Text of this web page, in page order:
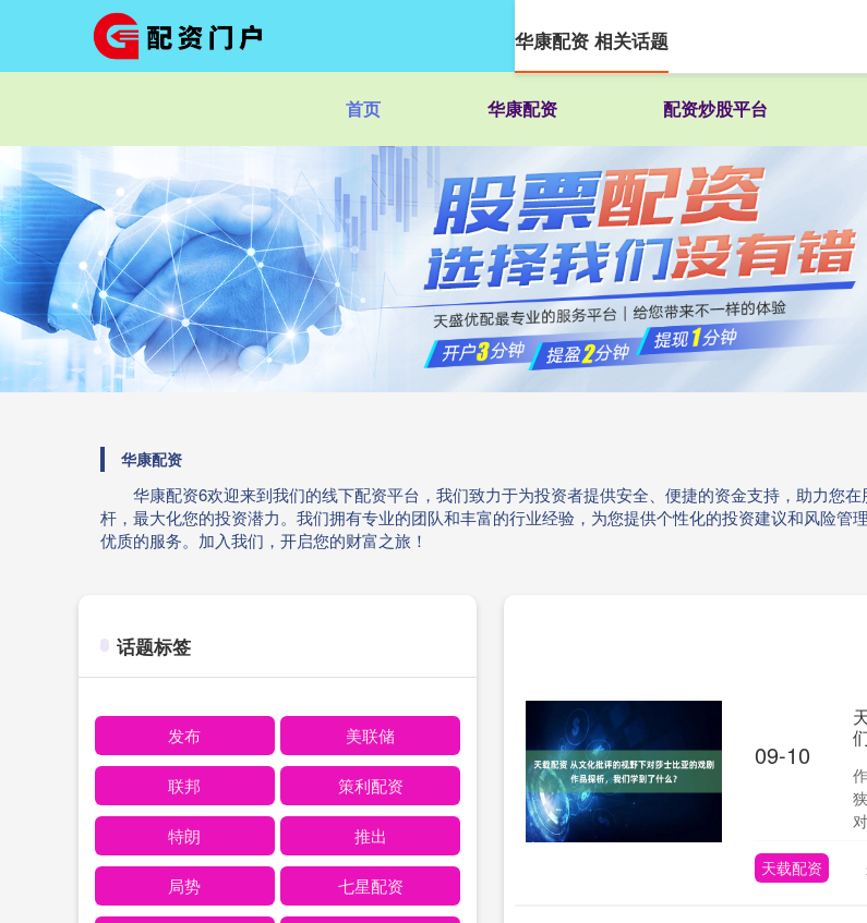
首页 华康配资 配资炒股平台
华康配资
华康配资6欢迎来到我们的线下配资平台，我们致力于为投资者提供安全、便捷的资金支持，助力您
杆，最大化您的投资潜力。我们拥有专业的团队和丰富的行业经验，为您提供个性化的投资建议和风险
优质的服务。加入我们，开启您的财富之旅！
华康配资 相关话题
09-10
天载配资
话题标签
发布 美联储
联邦 策利配资
特朗 推出
局势 七星配资